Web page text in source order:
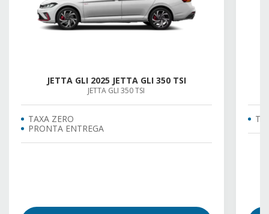
JETTA GLI 2025 JETTA GLI 350 TSI
JETTA GLI 350 TSI
TAXA ZERO
PRONTA ENTREGA